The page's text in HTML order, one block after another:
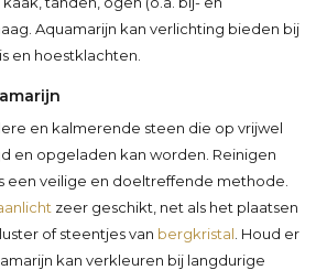
Aquamarijn kan verlichting bieden bij
en hoestklachten.
en kalmerende steen die op vrijwel
en opgeladen kan worden. Reinigen
een veilige en doeltreffende methode.
zeer geschikt, net als het plaatsen
of steentjes van bergkristal . Houd er
kan verkleuren bij langdurige